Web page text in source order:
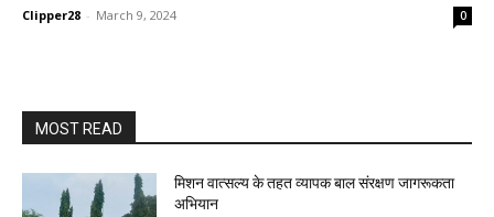
Clipper28 - March 9, 2024 0
MOST READ
मिशन वात्सल्य के तहत व्यापक बाल संरक्षण जागरूकता
अभियान